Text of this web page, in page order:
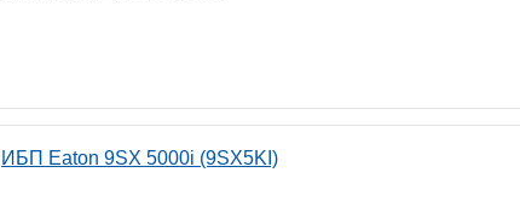
ИБП Eaton 9SX 5000i (9SX5KI)